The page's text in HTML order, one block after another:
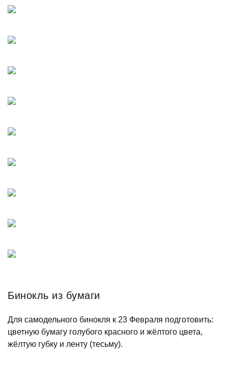
Бинокль из бумаги
Для самодельного бинокля к 23 Февраля подготовить:
цветную бумагу голубого красного и жёлтого цвета,
жёлтую губку и ленту (тесьму).